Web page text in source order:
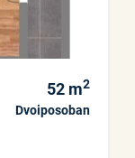
52 m2
Dvoiposoban